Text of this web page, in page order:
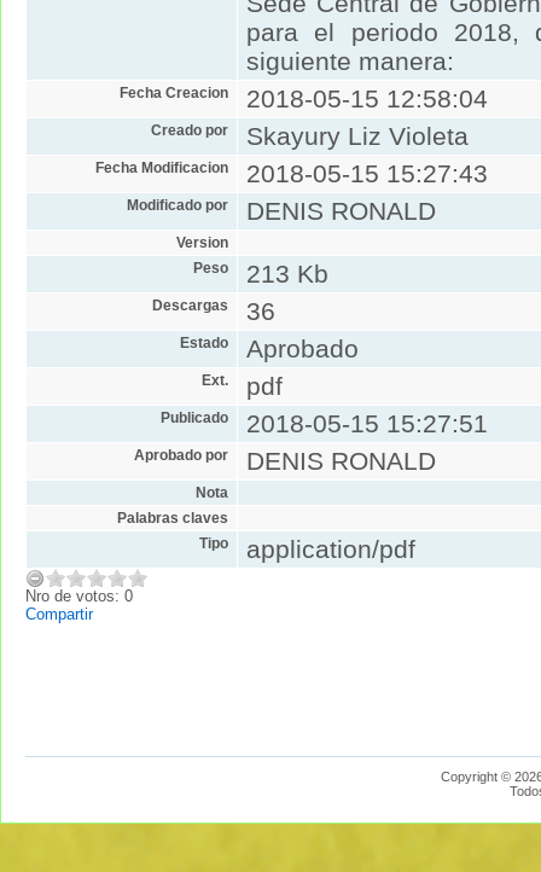
para el periodo 2018,
siguiente manera:
Fecha Creacion 2018-05-15 12:58:04
Creado por Skayury Liz Violeta
Fecha Modificacion 2018-05-15 15:27:43
Modificado por DENIS RONALD
Version
Peso
213 Kb
Descargas 36
Estado Aprobado
Ext. pdf
Publicado 2018-05-15 15:27:51
Aprobado por DENIS RONALD
Nota
Palabras claves
Tipo
application/pdf
Nro de votos: 0
Compartir
Copyright ©